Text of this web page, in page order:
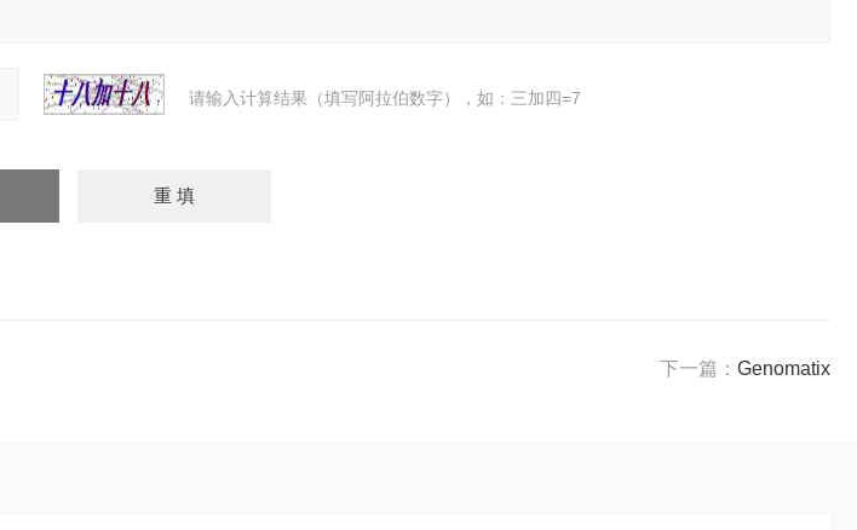
请输入计算结果（填写阿拉伯数字），如：三加四=7
下一篇： Genomatix